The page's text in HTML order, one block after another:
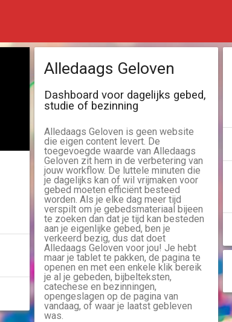
Alledaags Geloven
Dashboard voor dagelijks gebed,
studie of bezinning
Alledaags Geloven is geen website
die eigen content levert. De
toegevoegde waarde van Alledaags
Geloven zit hem in de verbetering van
jouw workflow. De luttele minuten die
je dagelijks kan of wil vrijmaken voor
gebed moeten efficiënt besteed
worden. Als je elke dag meer tijd
verspilt om je gebedsmateriaal bijeen
te zoeken dan dat je tijd kan besteden
aan je eigenlijke gebed, ben je
verkeerd bezig, dus dat doet
Alledaags Geloven voor jou! Je hebt
maar je tablet te pakken, de pagina te
openen en met een enkele klik bereik
je al je gebeden, bijbelteksten,
catechese en bezinningen,
opengeslagen op de pagina van
vandaag, of waar je laatst gebleven
was.